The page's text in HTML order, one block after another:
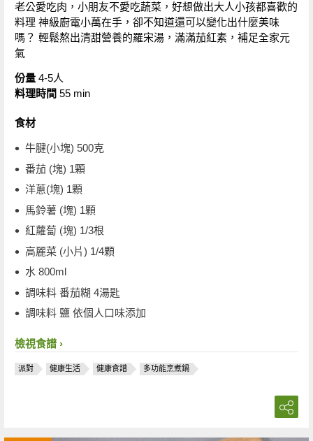
老公愛吃肉，小朋友不愛吃蔬菜，好想做出大人小孩都喜歡的
料理 神級廚電小萬在手，卻不知道還可以變化出什麼美味
嗎？ 輕鬆熬出清甜營養的羅宋湯，滿滿茄紅素，補足全家元
氣
份量 4-5人
料理時間 55 min
食材
牛腱(小塊) 500克
番茄 (塊) 1顆
洋蔥(塊) 1顆
馬鈴薯 (塊) 1顆
紅蘿蔔 (塊) 1/3根
高麗菜 (小片) 1/4顆
水 800ml
調味料 番茄糊 4湯匙
調味料 鹽 依個人口味添加
檢視食譜
派對 健康生活 健康食譜 多功能烹煮鍋